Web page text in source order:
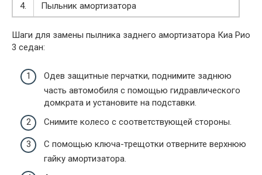
4.
Пыльник амортизатора
Шаги для замены пылника заднего амортизатора Киа Рио
3 седан:
Одев защитные перчатки, поднимите заднюю
часть автомобиля с помощью гидравлического
домкрата и установите на подставки.
Снимите колесо с соответствующей стороны.
С помощью ключа-трещотки отверните верхнюю
гайку амортизатора.